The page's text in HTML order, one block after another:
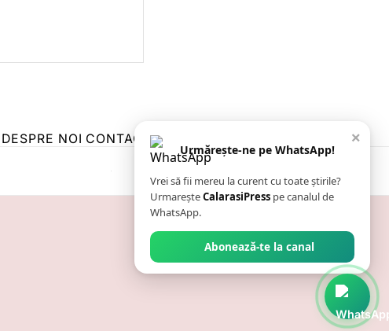
DESPRE NOI CONTACT ZIARUL ANUNȚUL CĂLĂRĂȘEAN
×
Urmărește-ne pe WhatsApp!
Vrei să fii mereu la curent cu toate știrile?
UrmareșteCalarasiPress pe canalul de
WhatsApp.
Abonează-te la canal